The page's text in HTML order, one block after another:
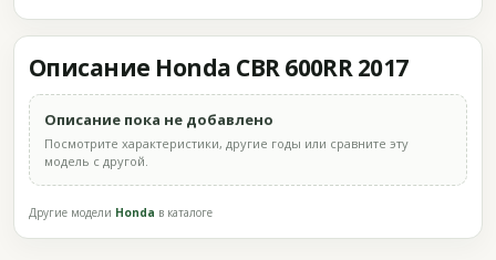
Описание Honda CBR 600RR 2017
Описание пока не добавлено
Посмотрите характеристики, другие годы или сравните эту
модель с другой.
Другие модели Honda в каталоге